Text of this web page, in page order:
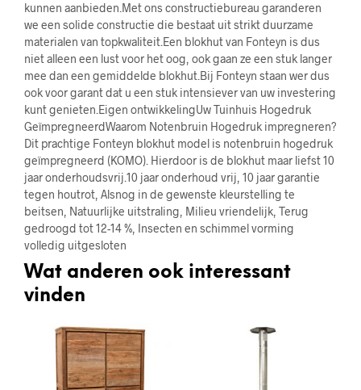
kunnen aanbieden.Met ons constructiebureau garanderen
we een solide constructie die bestaat uit strikt duurzame
materialen van topkwaliteit.Een blokhut van Fonteyn is dus
niet alleen een lust voor het oog, ook gaan ze een stuk langer
mee dan een gemiddelde blokhut.Bij Fonteyn staan wer dus
ook voor garant dat u een stuk intensiever van uw investering
kunt genieten.Eigen ontwikkelingUw Tuinhuis Hogedruk
GeïmpregneerdWaarom Notenbruin Hogedruk impregneren?
Dit prachtige Fonteyn blokhut model is notenbruin hogedruk
geïmpregneerd (KOMO). Hierdoor is de blokhut maar liefst 10
jaar onderhoudsvrij.10 jaar onderhoud vrij, 10 jaar garantie
tegen houtrot, Alsnog in de gewenste kleurstelling te
beitsen, Natuurlijke uitstraling, Milieu vriendelijk, Terug
gedroogd tot 12-14 %, Insecten en schimmel vorming
volledig uitgesloten
Wat anderen ook interessant
vinden